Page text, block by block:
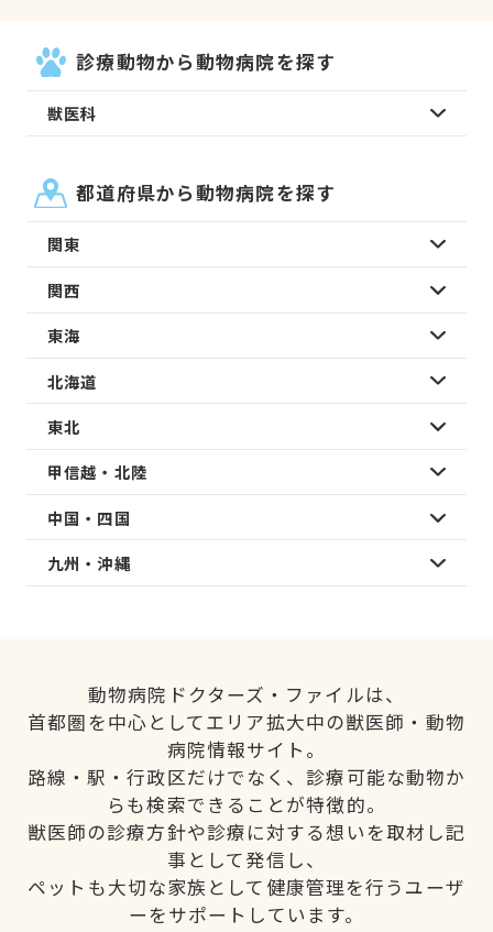
診療動物から動物病院を探す
獣医科
都道府県から動物病院を探す
関東
関西
東海
北海道
東北
甲信越・北陸
中国・四国
九州・沖縄
動物病院ドクターズ・ファイルは、
首都圏を中心としてエリア拡大中の獣医師・動物
病院情報サイト。
路線・駅・行政区だけでなく、診療可能な動物か
らも検索できることが特徴的。
獣医師の診療方針や診療に対する想いを取材し記
事として発信し、
ペットも大切な家族として健康管理を行うユーザ
ーをサポートしています。